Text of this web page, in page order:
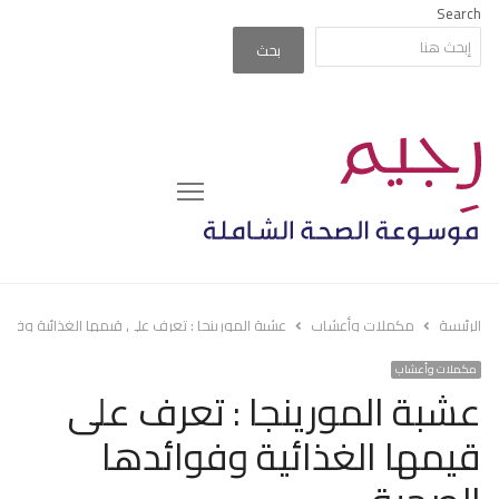
Search
بحث
Menu
الرئيسة مكملات وأعشاب عشبة المورينجا : تعرف على قيمها الغذائية
مكملات وأعشاب
عشبة المورينجا : تعرف على
قيمها الغذائية وفوائدها